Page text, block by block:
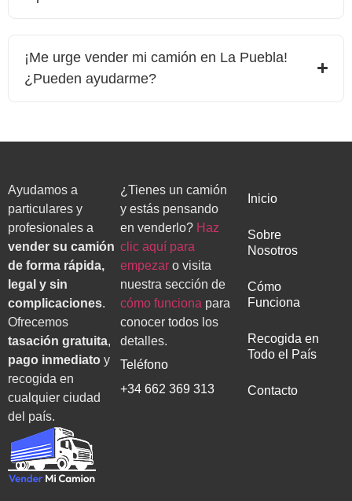
¡Me urge vender mi camión en La Puebla!
¿Pueden ayudarme?
Ayudamos a
particulares y
profesionales a
vender su camión
de forma rápida,
legal y sin
complicaciones.
Ofrecemos
tasación gratuita,
pago inmediato y
recogida en
cualquier ciudad
del país.
¿Tienes un camión
y estás pensando
en venderlo? Haz
clic aquí para
empezaro visita
nuestra sección de
cómo funciona para
conocer todos los
detalles.
Teléfono
+34 662 369 313
Inicio
Sobre
Nosotros
Cómo
Funciona
Recogida en
Todo el País
Contacto